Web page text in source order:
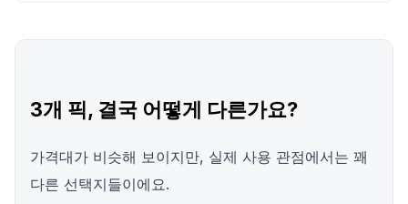
3개 픽, 결국 어떻게 다른가요?
가격대가 비슷해 보이지만, 실제 사용 관점에서는 꽤
다른 선택지들이에요.